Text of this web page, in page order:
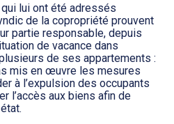
lui ont été adressés
de la copropriété prouvent
partie responsable, depuis
de vacance dans
de ses appartements :
mis en œuvre les mesures
à l’expulsion des occupants
l’accès aux biens afin de